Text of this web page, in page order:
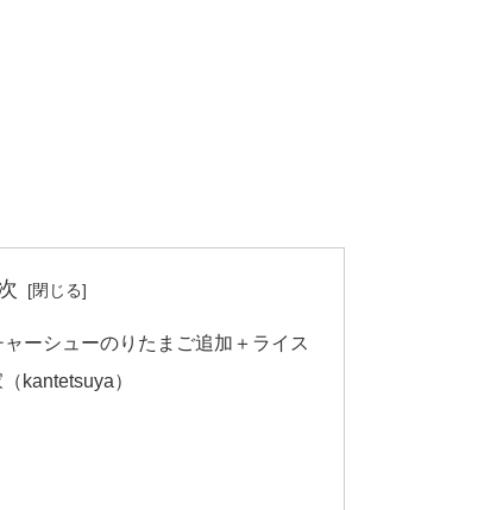
ーシューのりたまご追加＋ライス
kantetsuya）